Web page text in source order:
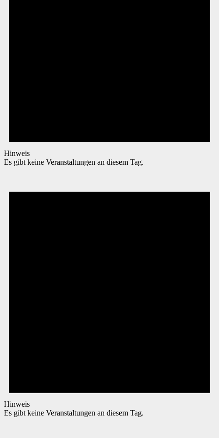
Hinweis
Es gibt keine Veranstaltungen an diesem Tag.
Hinweis
Es gibt keine Veranstaltungen an diesem Tag.